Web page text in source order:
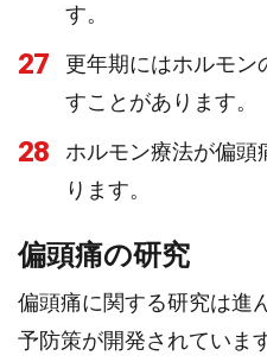
す。
27
更年期にはホルモン
すことがあります。
28
ホルモン療法が偏頭
ります。
偏頭痛の研究
偏頭痛に関する研究は進
予防策が開発されています